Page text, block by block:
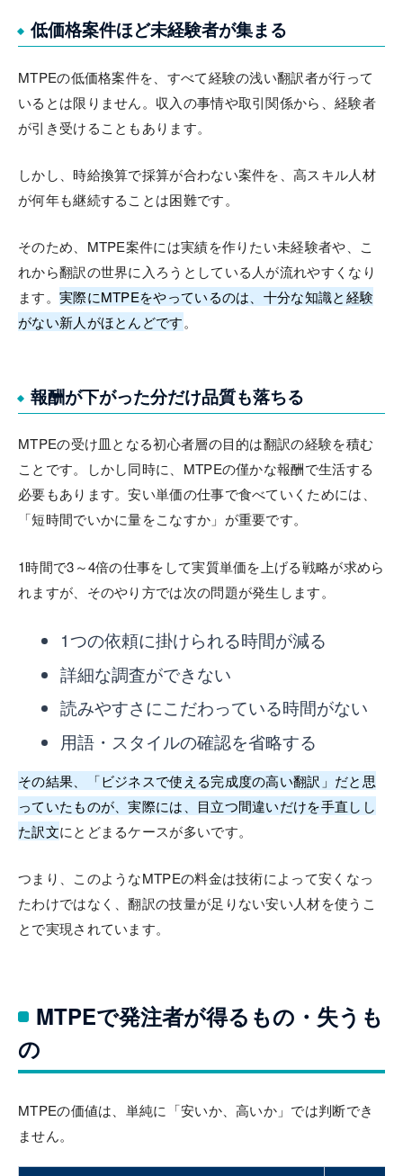
低価格案件ほど未経験者が集まる
MTPEの低価格案件を、すべて経験の浅い翻訳者が行って
いるとは限りません。収入の事情や取引関係から、経験者
が引き受けることもあります。
しかし、時給換算で採算が合わない案件を、高スキル人材
が何年も継続することは困難です。
そのため、MTPE案件には実績を作りたい未経験者や、こ
れから翻訳の世界に入ろうとしている人が流れやすくなり
ます。 実際にMTPEをやっているのは、十分な知識と経験
がない新人がほとんどです。
報酬が下がった分だけ品質も落ちる
MTPEの受け皿となる初心者層の目的は翻訳の経験を積む
ことです。しかし同時に、MTPEの僅かな報酬で生活する
必要もあります。安い単価の仕事で食べていくためには、
「短時間でいかに量をこなすか」が重要です。
1時間で3～4倍の仕事をして実質単価を上げる戦略が求めら
れますが、そのやり方では次の問題が発生します。
1つの依頼に掛けられる時間が減る
詳細な調査ができない
読みやすさにこだわっている時間がない
用語・スタイルの確認を省略する
その結果、「ビジネスで使える完成度の高い翻訳」だと思
っていたものが、実際には、目立つ間違いだけを手直しし
た訳文にとどまるケースが多いです。
つまり、このようなMTPEの料金は技術によって安くなっ
たわけではなく、翻訳の技量が足りない安い人材を使うこ
とで実現されています。
MTPEで発注者が得るもの・失うも
の
MTPEの価値は、単純に「安いか、高いか」では判断でき
ません。